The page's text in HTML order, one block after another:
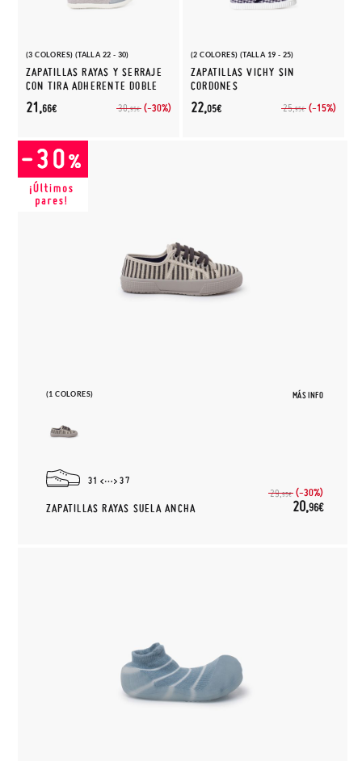
(3 COLORES) (TALLA 22 - 30)
ZAPATILLAS RAYAS Y SERRAJE
CON TIRA ADHERENTE DOBLE
30,95€ (-30%)
21,66€
(2 COLORES) (TALLA 19 - 25)
ZAPATILLAS VICHY SIN
CORDONES
25,95€ (-15%)
22,05€
(1 COLORES) MÁS INFO
31 37
ZAPATILLAS RAYAS SUELA ANCHA
29,95€ (-30%)
20,96€